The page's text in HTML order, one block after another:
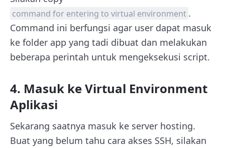
command for entering to virtual environment .
Command ini berfungsi agar user dapat masuk
ke folder app yang tadi dibuat dan melakukan
beberapa perintah untuk mengeksekusi script.
4. Masuk ke Virtual Environment
Aplikasi
Sekarang saatnya masuk ke server hosting.
Buat yang belum tahu cara akses SSH, silakan